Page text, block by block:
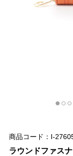
商品コード：I-
ラウンドファス